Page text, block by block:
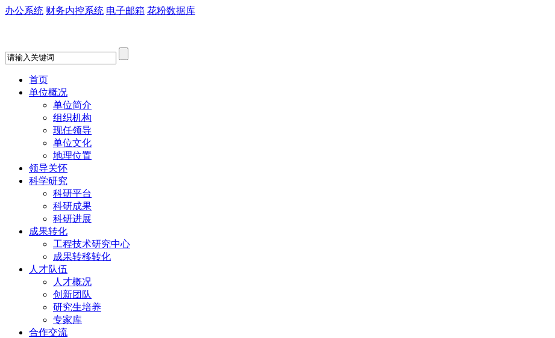
办公系统 财务内控系统 电子邮箱 花粉数据库
首页
单位概况
单位简介
组织机构
现任领导
单位文化
地理位置
领导关怀
科学研究
科研平台
科研成果
科研进展
成果转化
工程技术研究中心
成果转移转化
人才队伍
人才概况
创新团队
研究生培养
专家库
合作交流